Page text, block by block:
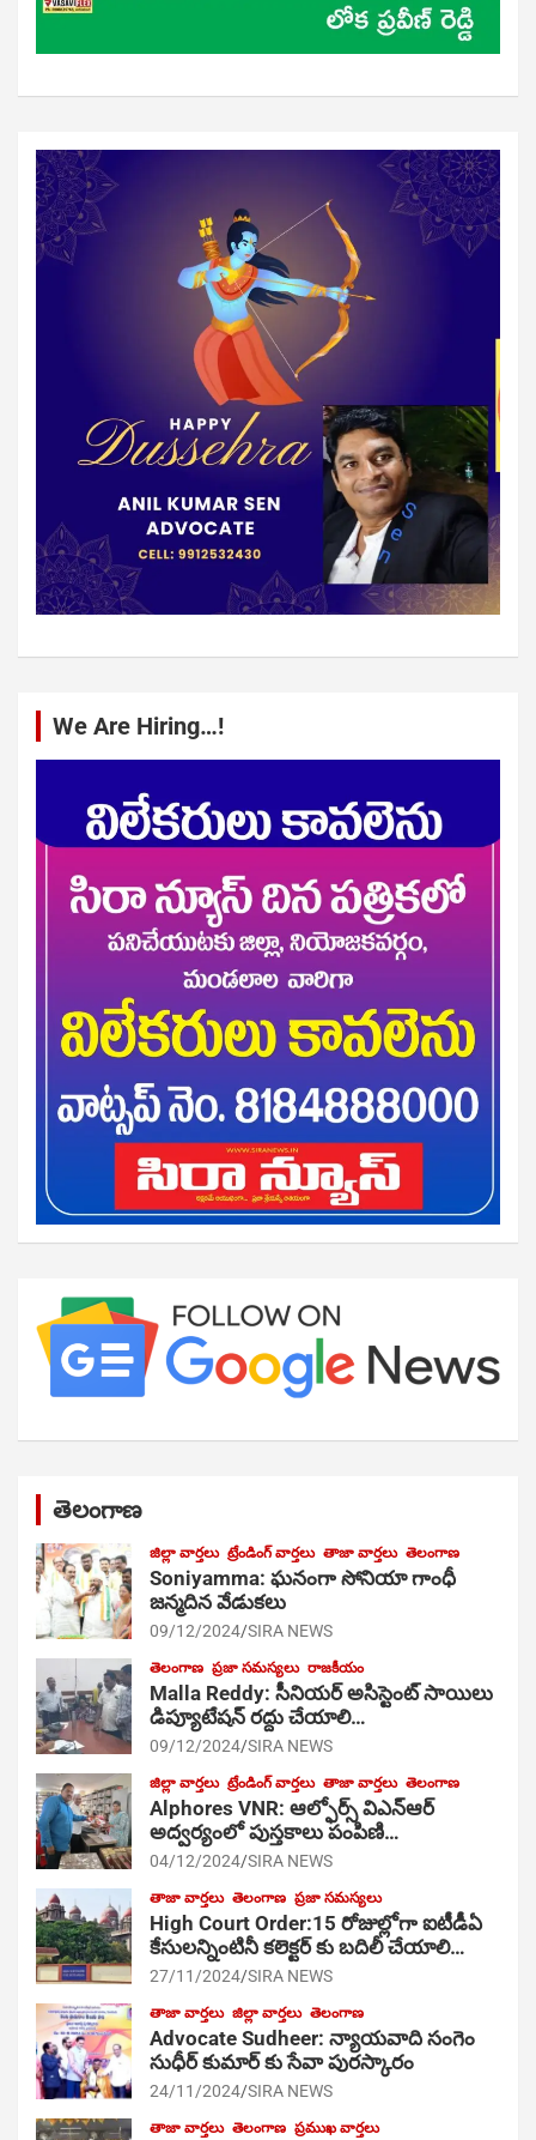
We Are Hiring…!
తెలంగాణ
జిల్లా వార్తలు ట్రేండింగ్ వార్తలు తాజా వార్తలు తెలంగాణ
Soniyamma: ఘ‌నంగా సోనియా గాంధీ
జ‌న్మ‌దిన వేడుక‌లు
09/12/2024 SIRA NEWS
తెలంగాణ ప్రజా సమస్యలు రాజకీయం
Malla Reddy: సీనియర్ అసిస్టెంట్ సాయిలు
డిప్యూటేషన్ రద్దు చేయాలి…
09/12/2024 SIRA NEWS
జిల్లా వార్తలు ట్రేండింగ్ వార్తలు తాజా వార్తలు తెలంగాణ
Alphores VNR: ఆల్ఫోర్స్ విఎన్ఆర్
అద్వర్యంలో పుస్తకాలు పంపిణి…
04/12/2024 SIRA NEWS
తాజా వార్తలు తెలంగాణ ప్రజా సమస్యలు
High Court Order:15 రోజుల్లోగా ఐటీడీఏ
కేసులన్నింటినీ కలెక్టర్ కు బదిలీ చేయాలి…
27/11/2024 SIRA NEWS
తాజా వార్తలు జిల్లా వార్తలు తెలంగాణ
Advocate Sudheer: న్యాయవాది సంగెం
సుధీర్ కుమార్ కు సేవా పురస్కారం
24/11/2024 SIRA NEWS
తాజా వార్తలు తెలంగాణ ప్రముఖ వార్తలు